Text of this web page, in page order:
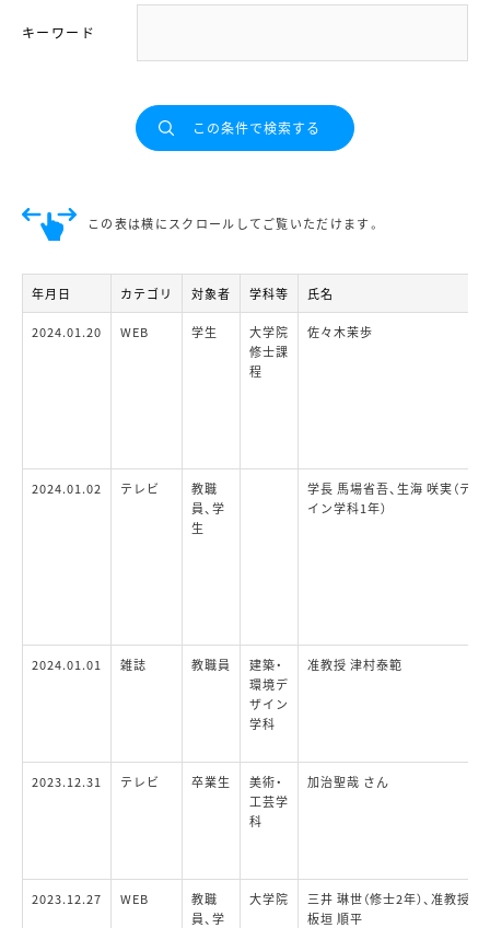
キーワード
この表は横にスクロールしてご覧いただけます。
年月日 カテゴリ 対象者 学科等 氏名
2024.01.20 WEB 学生
大学院
修士課
程
佐々木茉歩
2024.01.02 テレビ
教職
員、学
生
学長 馬場省吾、生海 咲実（デザ
イン学科1年）
2024.01.01 雑誌 教職員
建築・
環境デ
ザイン
学科
准教授 津村泰範
2023.12.31 テレビ 卒業生
美術・
工芸学
科
加治聖哉 さん
2023.12.27 WEB
教職
員、学
大学院
三井 琳世（修士2年）、准教授
板垣 順平